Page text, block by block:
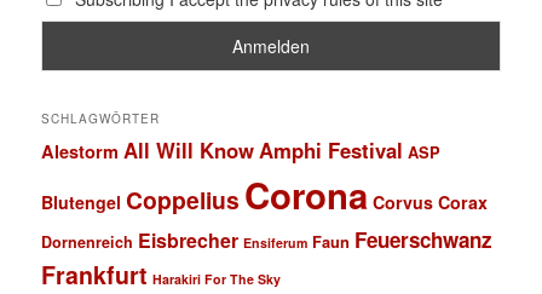
SCHLAGWÖRTER
Alestorm All Will KnowAmphi Festival ASP
Blutengel Coppelius Corona Corvus Corax
Dornenreich Eisbrecher Ensiferum Faun Feuerschwanz
Frankfurt Harakiri For The Sky